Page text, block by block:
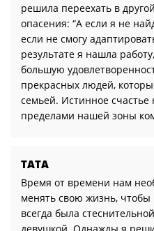
решила переехать в
опасения: “А если я не
если не смогу
результате я нашла
большую
прекрасных людей,
семьей. Истинное счастье
пределами нашей зоны
ТАТА
Время от времени нам
менять свою жизнь, чтобы
всегда была